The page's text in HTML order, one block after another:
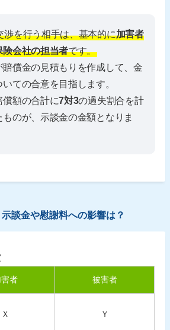
渉を行う相手は、基本的に加害者
険会社の担当者です。
賠償金の見積もりを作成して、金
ての合意を目指します。
償額の合計に7対3の過失割合を計
ものが、示談金の金額となりま
談金や慰謝料への影響は？
害者 被害者
Ｘ Ｙ